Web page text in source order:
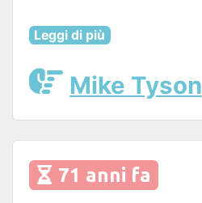
Leggi di più
Mike Tyson
71 anni fa